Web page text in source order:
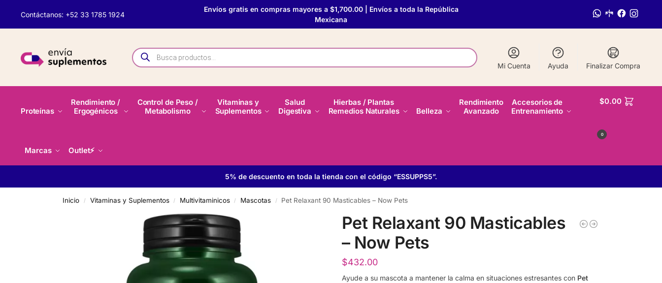
Contáctanos: +52 33 1785 1924
Envíos gratis en compras mayores a $1,700.00 | Envíos a toda la República
Mexicana
Mi Cuenta Ayuda Finalizar Compra
Proteínas
Rendimiento /
Ergogénicos
Control de Peso /
Metabolismo
Vitaminas y
Suplementos
Salud
Digestiva
Hierbas / Plantas
Remedios Naturales
Belleza
Rendimiento
Avanzado
Accesorios de
Entrenamiento
Marcas Outlet⚡
$0.00
0
5% de descuento en toda la tienda con el código “ESSUPPS5”.
Inicio / Vitaminas y Suplementos / Multivitaminicos / Mascotas / Pet Relaxant 90 Masticables – Now Pets
Pet Relaxant 90 Masticables
– Now Pets
$432.00
Ayude a su mascota a mantener la calma en situaciones estresantes con Pet